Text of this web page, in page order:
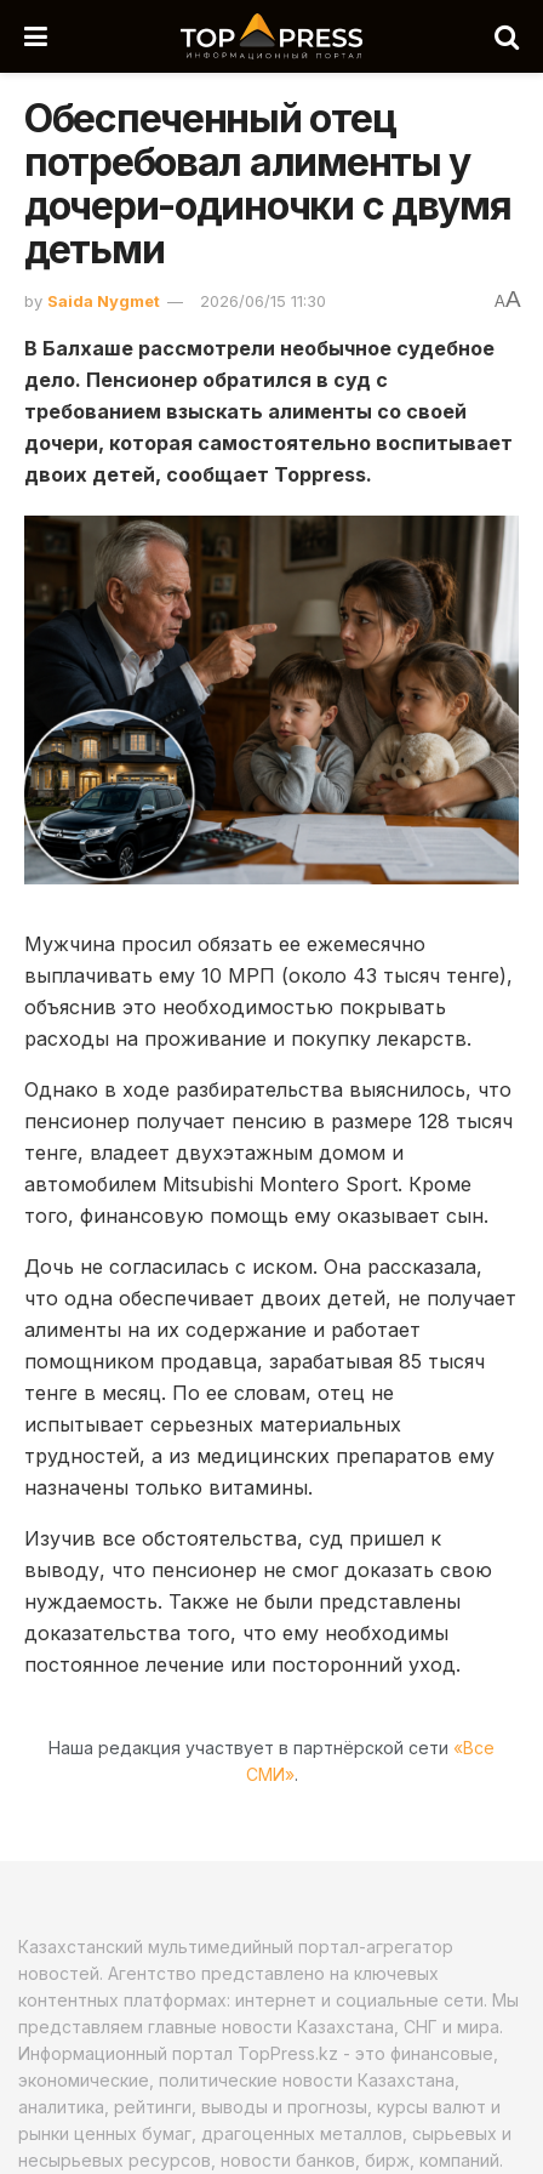
Обеспеченный отец
потребовал алименты у
дочери-одиночки с двумя
детьми
by Saida Nygmet 2026/06/15 11:30 AA
В Балхаше рассмотрели необычное судебное
дело. Пенсионер обратился в суд с
требованием взыскать алименты со своей
дочери, которая самостоятельно воспитывает
двоих детей, сообщает Toppress.
Мужчина просил обязать ее ежемесячно
выплачивать ему 10 МРП (около 43 тысяч тенге),
объяснив это необходимостью покрывать
расходы на проживание и покупку лекарств.
Однако в ходе разбирательства выяснилось, что
пенсионер получает пенсию в размере 128 тысяч
тенге, владеет двухэтажным домом и
автомобилем Mitsubishi Montero Sport. Кроме
того, финансовую помощь ему оказывает сын.
Дочь не согласилась с иском. Она рассказала,
что одна обеспечивает двоих детей, не получает
алименты на их содержание и работает
помощником продавца, зарабатывая 85 тысяч
тенге в месяц. По ее словам, отец не
испытывает серьезных материальных
трудностей, а из медицинских препаратов ему
назначены только витамины.
Изучив все обстоятельства, суд пришел к
выводу, что пенсионер не смог доказать свою
нуждаемость. Также не были представлены
доказательства того, что ему необходимы
постоянное лечение или посторонний уход.
Наша редакция участвует в партнёрской сети «Все
СМИ».
Казахстанский мультимедийный портал-агрегатор
новостей. Агентство представлено на ключевых
контентных платформах: интернет и социальные сети. Мы
представляем главные новости Казахстана, СНГ и мира.
Информационный портал TopPress.kz - это финансовые,
экономические, политические новости Казахстана,
аналитика, рейтинги, выводы и прогнозы, курсы валют и
рынки ценных бумаг, драгоценных металлов, сырьевых и
несырьевых ресурсов, новости банков, бирж, компаний.